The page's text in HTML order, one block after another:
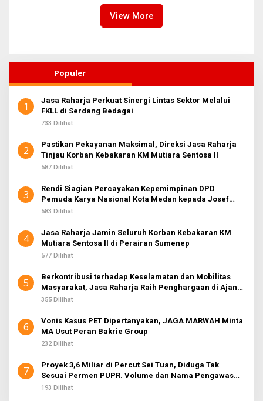
Awards 2026
View More
Populer
1
Jasa Raharja Perkuat Sinergi Lintas Sektor Melalui
FKLL di Serdang Bedagai
733 Dilihat
2
Pastikan Pekayanan Maksimal, Direksi Jasa Raharja
Tinjau Korban Kebakaran KM Mutiara Sentosa II
587 Dilihat
3
Rendi Siagian Percayakan Kepemimpinan DPD
Pemuda Karya Nasional Kota Medan kepada Josef
Sembiring
583 Dilihat
4
Jasa Raharja Jamin Seluruh Korban Kebakaran KM
Mutiara Sentosa II di Perairan Sumenep
577 Dilihat
5
Berkontribusi terhadap Keselamatan dan Mobilitas
Masyarakat, Jasa Raharja Raih Penghargaan di Ajang
Transportasi Indonesia Awards 2026
355 Dilihat
6
Vonis Kasus PET Dipertanyakan, JAGA MARWAH Minta
MA Usut Peran Bakrie Group
232 Dilihat
7
Proyek 3,6 Miliar di Percut Sei Tuan, Diduga Tak
Sesuai Permen PUPR. Volume dan Nama Pengawas
Tidak Tercantum di Papan Informasi
193 Dilihat